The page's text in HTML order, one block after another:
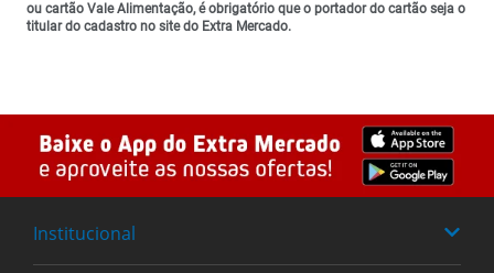
ou cartão Vale Alimentação, é obrigatório que o portador do cartão seja o
titular do cadastro no site do Extra Mercado.
Institucional